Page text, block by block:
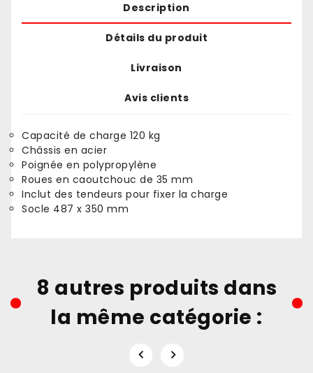
Description
Détails du produit
Livraison
Avis clients
Capacité de charge 120 kg
Châssis en acier
Poignée en polypropylène
Roues en caoutchouc de 35 mm
Inclut des tendeurs pour fixer la charge
Socle 487 x 350 mm
8 autres produits dans
la même catégorie :
 